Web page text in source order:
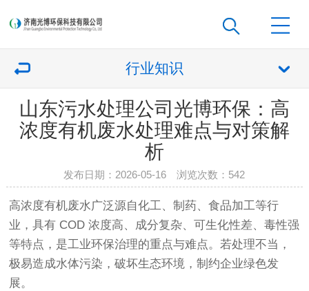
行业知识
山东污水处理公司光博环保：高
浓度有机废水处理难点与对策解
析
发布日期：2026-05-16 浏览次数： 542
高浓度有机废水广泛源自化工、制药、食品加工等行
业，具有 COD 浓度高、成分复杂、可生化性差、毒性强
等特点，是工业环保治理的重点与难点。若处理不当，
极易造成水体污染，破坏生态环境，制约企业绿色发
展。